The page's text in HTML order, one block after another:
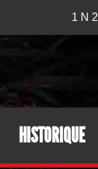
1 N 2
HISTORIQUE